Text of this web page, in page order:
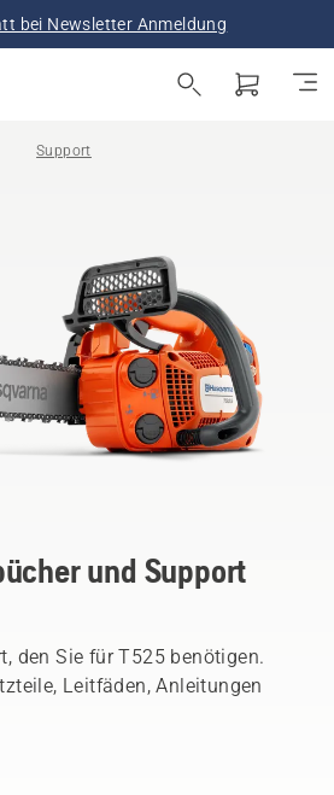
bei Newsletter Anmeldung
Support
und Support
den Sie für T525 benötigen.
Leitfäden, Anleitungen